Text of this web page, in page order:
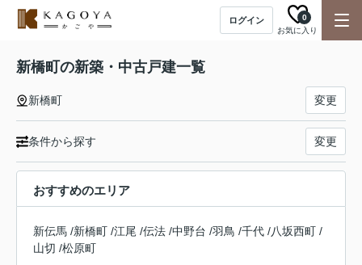
ログイン
お気に入り
0
新橋町の新築・中古戸建一覧
新橋町 変更
条件から探す 変更
おすすめのエリア
新伝馬 /新橋町 /江尾 /伝法 /中野台 /羽鳥 /千代 /八坂西町 /
山切 /松原町